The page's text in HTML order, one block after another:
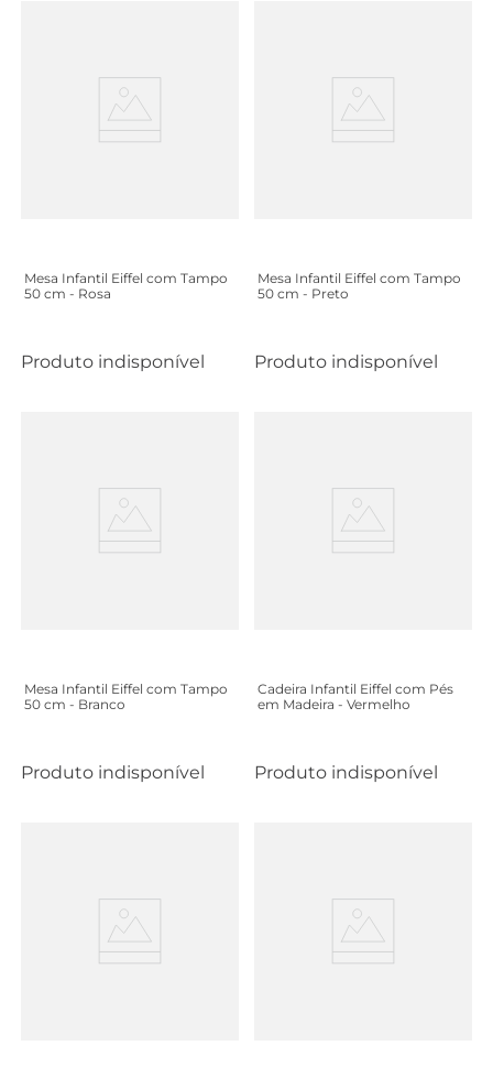
Mesa Infantil Eiffel com Tampo
50 cm - Rosa
Produto indisponível
Mesa Infantil Eiffel com Tampo
50 cm - Preto
Produto indisponível
Mesa Infantil Eiffel com Tampo
50 cm - Branco
Produto indisponível
Cadeira Infantil Eiffel com Pés
em Madeira - Vermelho
Produto indisponível